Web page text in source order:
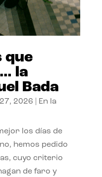
que
la
Bada
2026
En la
los días de
hemos pedido
cuyo criterio
de faro y